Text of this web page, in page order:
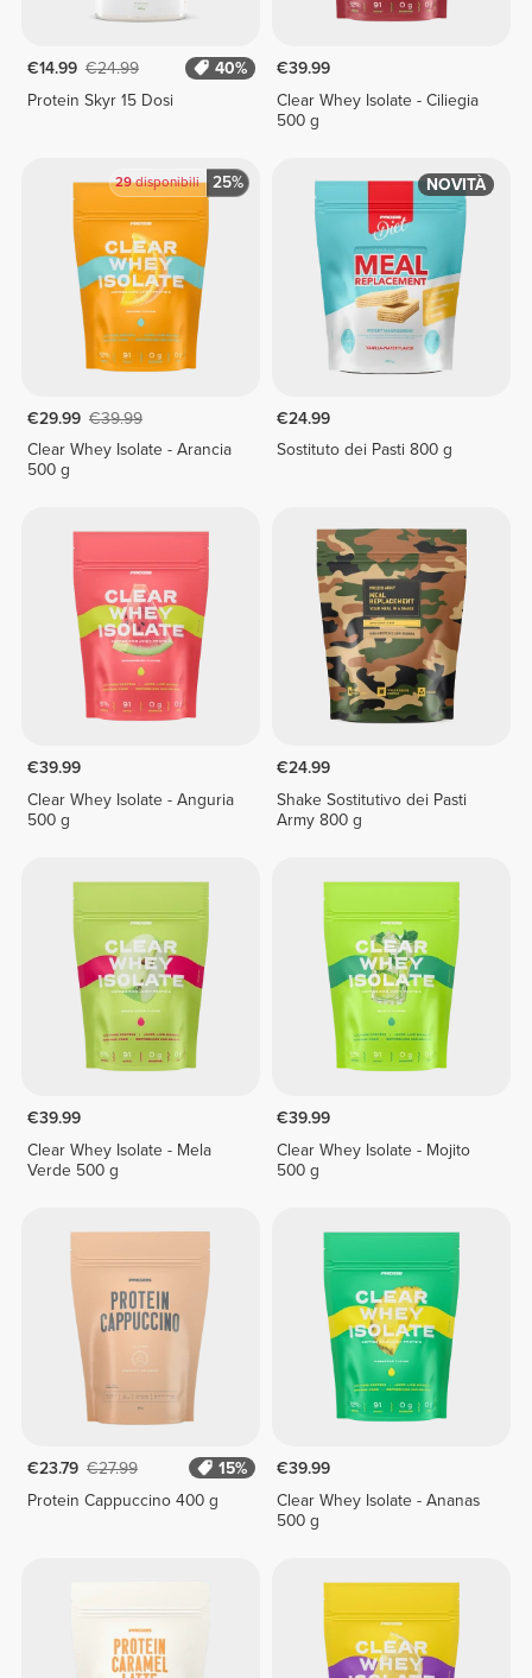
€14.99 €24.99
40%
Protein Skyr 15 Dosi
€39.99
Clear Whey Isolate - Ciliegia
500 g
29disponibili 25%
€29.99 €39.99
Clear Whey Isolate - Arancia
500 g
NOVITÀ
€24.99
Sostituto dei Pasti 800 g
€39.99
Clear Whey Isolate - Anguria
500 g
€24.99
Shake Sostitutivo dei Pasti
Army 800 g
€39.99
Clear Whey Isolate - Mela
Verde 500 g
€39.99
Clear Whey Isolate - Mojito
500 g
€23.79 €27.99
15%
Protein Cappuccino 400 g
€39.99
Clear Whey Isolate - Ananas
500 g